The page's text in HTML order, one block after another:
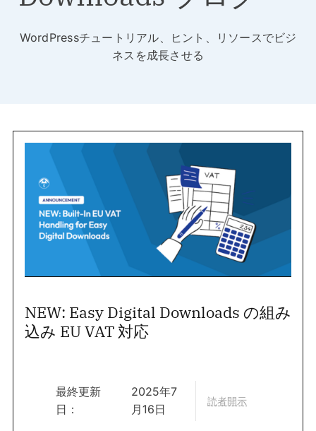
WordPressチュートリアル、ヒント、リソースでビジ
ネスを成長させる
NEW: Easy Digital Downloads の組み
込み EU VAT 対応
最終更新
日：
2025年7
月16日
読者開示